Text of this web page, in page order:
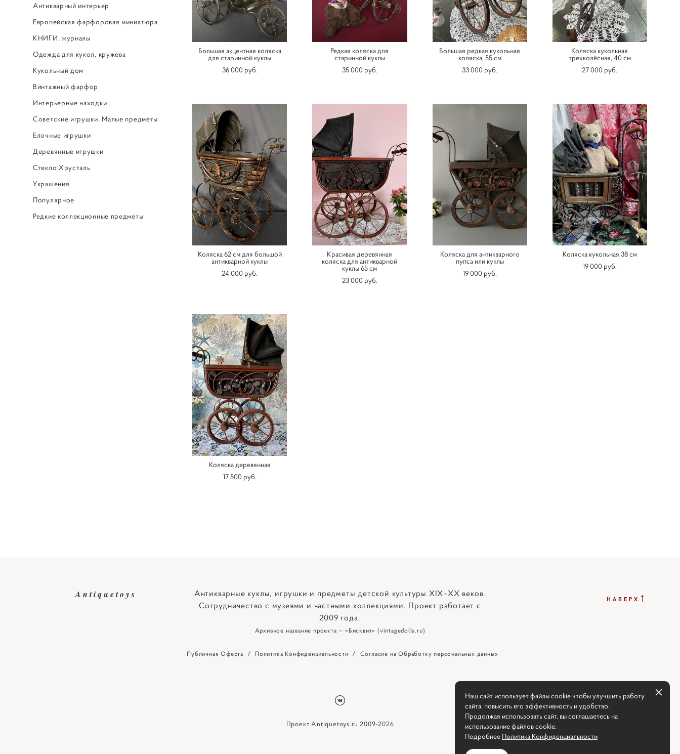
Антикварный интерьер
Европейская фарфоровая миниатюра
КНИГИ, журналы
Одежда для кукол, кружева
Кукольный дом
Винтажный фарфор
Интерьерные находки
Советские игрушки. Малые предметы
Елочные игрушки
Деревянные игрушки
Стекло Хрусталь
Украшения
Популярное
Редкие коллекционные предметы
Большая акцентная коляска
для старинной куклы
36 000 pуб.
Редкая коляска для
старинной куклы
35 000 pуб.
Большая редкая кукольная
коляска, 55 см
33 000 pуб.
Коляска кукольная
трехколёсная, 40 см
27 000 pуб.
Коляска 62 см для большой
антикварной куклы
24 000 pуб.
Красивая деревянная
коляска для антикварной
куклы 65 см
23 000 pуб.
Коляска для антикварного
пупса или куклы
19 000 pуб.
Коляска кукольная 38 см
19 000 pуб.
Коляска деревянная
17 500 pуб.
Antiquetoys
Антикварные куклы, игрушки и предметы детской культуры XIX–XX веков.
Сотрудничество с музеями и частными коллекциями. Проект работает с
2009 года.
Архивное название проекта — «Бисквит» (vintagedolls.ru)
НАВЕРХ ↑
Публичная Оферта / Политика Конфиденциальности / Согласие на Обработку персональных данных
Проект Antiquetoys.ru 2009-2026
Наш сайт использует файлы cookie чтобы улучшить работу
сайта, повысить его эффективность и удобство.
Продолжая использовать сайт, вы соглашаетесь на
использование файлов cookie.
Подробнее Политика Конфиденциальности